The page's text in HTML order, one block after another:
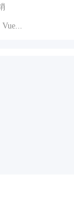
业务管理、公共
， 提升智慧社区
优惠活动，例如美
覆盖全国各个省市
Vue...